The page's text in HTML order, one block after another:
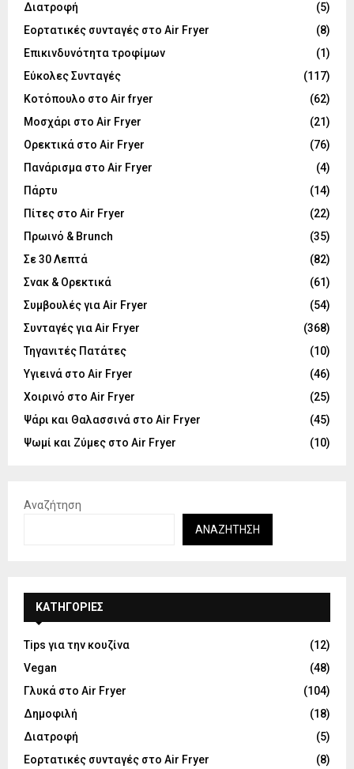
Διατροφή
(5)
Εορτατικές συνταγές στο Air Fryer
(8)
Επικινδυνότητα τροφίμων
(1)
Εύκολες Συνταγές
(117)
Κοτόπουλο στο Air fryer
(62)
Μοσχάρι στο Air Fryer
(21)
Ορεκτικά στο Air Fryer
(76)
Πανάρισμα στο Air Fryer
(4)
Πάρτυ
(14)
Πίτες στο Air Fryer
(22)
Πρωινό & Brunch
(35)
Σε 30 Λεπτά
(82)
Σνακ & Ορεκτικά
(61)
Συμβουλές για Air Fryer
(54)
Συνταγές για Air Fryer
(368)
Τηγανιτές Πατάτες
(10)
Υγιεινά στο Air Fryer
(46)
Χοιρινό στο Air Fryer
(25)
Ψάρι και Θαλασσινά στο Air Fryer
(45)
Ψωμί και Ζύμες στο Air Fryer
(10)
Αναζήτηση
ΑΝΑΖΉΤΗΣΗ
KΑΤΗΓΟΡΊΕΣ
Tips για την κουζίνα
(12)
Vegan
(48)
Γλυκά στο Air Fryer
(104)
Δημοφιλή
(18)
Διατροφή
(5)
Εορτατικές συνταγές στο Air Fryer
(8)